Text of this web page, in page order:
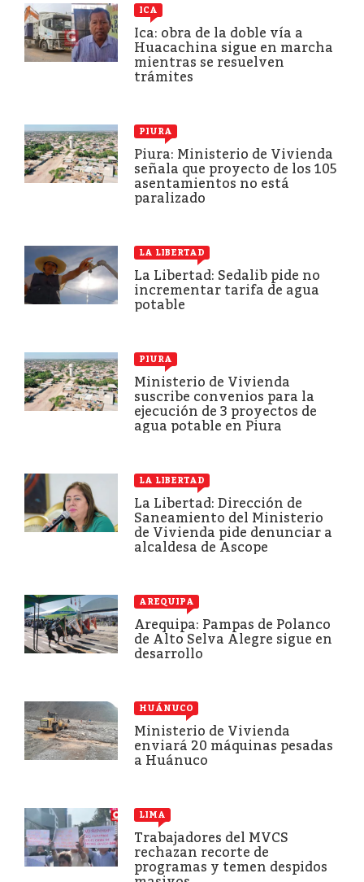
ICA
Ica: obra de la doble vía a
Huacachina sigue en marcha
mientras se resuelven
trámites
PIURA
Piura: Ministerio de Vivienda
señala que proyecto de los 105
asentamientos no está
paralizado
LA LIBERTAD
La Libertad: Sedalib pide no
incrementar tarifa de agua
potable
PIURA
Ministerio de Vivienda
suscribe convenios para la
ejecución de 3 proyectos de
agua potable en Piura
LA LIBERTAD
La Libertad: Dirección de
Saneamiento del Ministerio
de Vivienda pide denunciar a
alcaldesa de Ascope
AREQUIPA
Arequipa: Pampas de Polanco
de Alto Selva Alegre sigue en
desarrollo
HUÁNUCO
Ministerio de Vivienda
enviará 20 máquinas pesadas
a Huánuco
LIMA
Trabajadores del MVCS
rechazan recorte de
programas y temen despidos